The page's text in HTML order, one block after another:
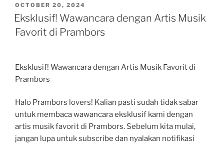
POSTED
ON
OCTOBER 20, 2024
Eksklusif! Wawancara dengan Artis Musik
Favorit di Prambors
Eksklusif! Wawancara dengan Artis Musik Favorit di
Prambors
Halo Prambors lovers! Kalian pasti sudah tidak sabar
untuk membaca wawancara eksklusif kami dengan
artis musik favorit di Prambors. Sebelum kita mulai,
jangan lupa untuk subscribe dan nyalakan notifikasi